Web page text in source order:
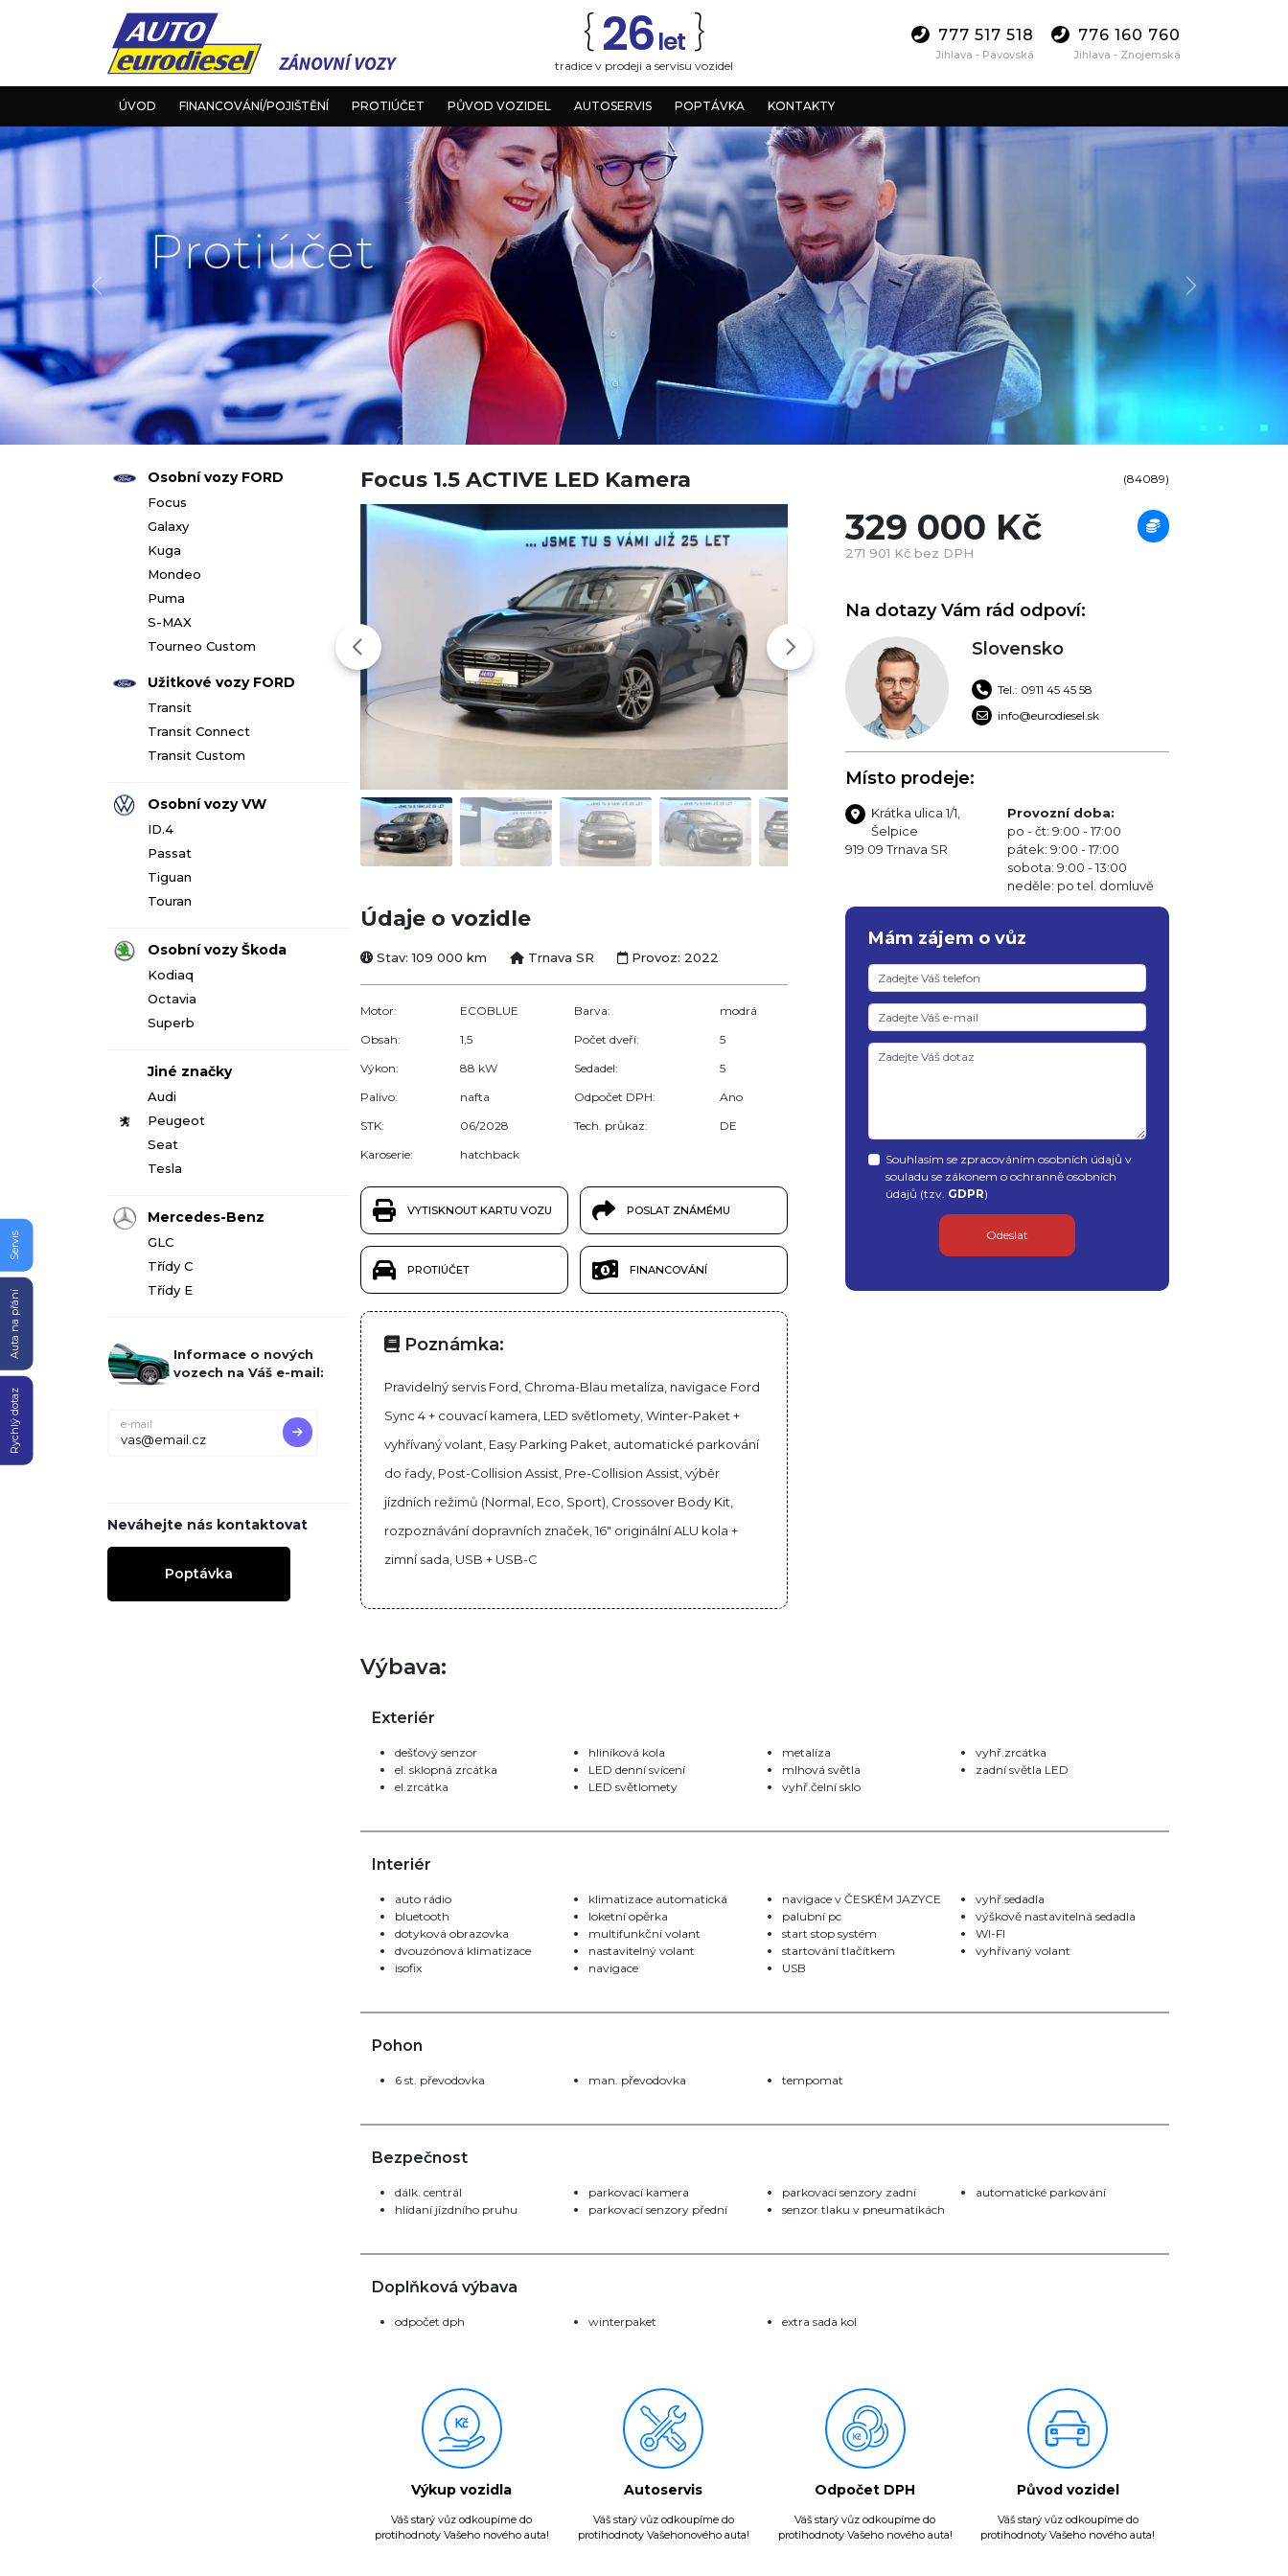
{ 26let }
tradice v prodeji a servisu vozidel
777 517 518
Jihlava - Pávovská
776 160 760
Jihlava - Znojemská
ÚVOD FINANCOVÁNÍ/POJIŠTĚNÍ PROTIÚČET PŮVOD VOZIDEL AUTOSERVIS POPTÁVKA KONTAKTY
Předchozí Další
Osobní vozy FORD
Focus
Galaxy
Kuga
Mondeo
Puma
S-MAX
Tourneo Custom
Užitkové vozy FORD
Transit
Transit Connect
Transit Custom
Osobní vozy VW
ID.4
Passat
Tiguan
Touran
Osobní vozy Škoda
Kodiaq
Octavia
Superb
Jiné značky
Audi
Peugeot
Seat
Tesla
Mercedes-Benz
GLC
Třídy C
Třídy E
Informace o nových
vozech na Váš e-mail:
e-mail
Neváhejte nás kontaktovat
Poptávka
Focus 1.5 ACTIVE LED Kamera (84089)
329 000 Kč
271 901 Kč bez DPH
Na dotazy Vám rád odpoví:
Slovensko
Tel.: 0911 45 45 58
info@eurodiesel.sk
Místo prodeje:
Krátka ulica 1/1,
Šelpice
919 09 Trnava SR
Provozní doba:
po - čt: 9:00 - 17:00
pátek: 9:00 - 17:00
sobota: 9:00 - 13:00
neděle: po tel. domluvě
Údaje o vozidle
Stav: 109 000 km Trnava SR Provoz: 2022
Motor:
ECOBLUE
Obsah:
1,5
Výkon:
88 kW
Palivo:
nafta
STK:
06/2028
Karoserie:
hatchback
Barva:
modrá
Počet dveří:
5
Sedadel:
5
Odpočet DPH:
Ano
Tech. průkaz:
DE
VYTISKNOUT KARTU VOZU POSLAT ZNÁMÉMU
PROTIÚČET FINANCOVÁNÍ
Poznámka:
Pravidelný servis Ford, Chroma-Blau metalíza, navigace Ford
Sync 4 + couvací kamera, LED světlomety, Winter-Paket +
vyhřívaný volant, Easy Parking Paket, automatické parkování
do řady, Post-Collision Assist, Pre-Collision Assist, výběr
jízdních režimů (Normal, Eco, Sport), Crossover Body Kit,
rozpoznávání dopravních značek, 16" originální ALU kola +
zimní sada, USB + USB-C
Mám zájem o vůz
Souhlasím se zpracováním osobních údajů v
souladu se zákonem o ochranně osobních
údajů (tzv. GDPR)
Odeslat
Výbava:
Exteriér
dešťový senzor
el. sklopná zrcátka
el.zrcátka
hliníková kola
LED denní svícení
LED světlomety
metalíza
mlhová světla
vyhř.čelní sklo
vyhř.zrcátka
zadní světla LED
Interiér
auto rádio
bluetooth
dotyková obrazovka
dvouzónová klimatizace
isofix
klimatizace automatická
loketní opěrka
multifunkční volant
nastavitelný volant
navigace
navigace v ČESKÉM JAZYCE
palubní pc
start stop systém
startování tlačítkem
USB
vyhř.sedadla
výškově nastavitelná sedadla
WI-FI
vyhřívaný volant
Pohon
6 st. převodovka man. převodovka tempomat
Bezpečnost
dálk. centrál
hlídaní jízdního pruhu
parkovací kamera
parkovací senzory přední
parkovací senzory zadní
senzor tlaku v pneumatikách
automatické parkování
Doplňková výbava
odpočet dph winterpaket extra sada kol
Rychlý dotaz
Auta na přání
Servis
Výkup vozidla
Váš starý vůz odkoupíme do
protihodnoty Vašeho nového auta!
Autoservis
Váš starý vůz odkoupíme do
protihodnoty Vašehonového auta!
Odpočet DPH
Váš starý vůz odkoupíme do
protihodnoty Vašeho nového auta!
Původ vozidel
Váš starý vůz odkoupíme do
protihodnoty Vašeho nového auta!